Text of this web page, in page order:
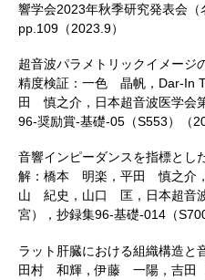
響学会2023年秋季研究発表会
pp.109（2023.9）
超音波パラメトリックイメージ
精度検証：一色 晶帆，Dar-
田 慎之介，日本超音波医学会
96-奨励賞-基礎-05（S553）（
音響インピーダンスを指標とし
解：橋本 明楽，平田 慎之介
山 紀史，山口 匡，日本超音
宮），抄録集96-基礎-014（
ラット肝臓における組織構造
田村 和輝，伊藤 一陽，吉